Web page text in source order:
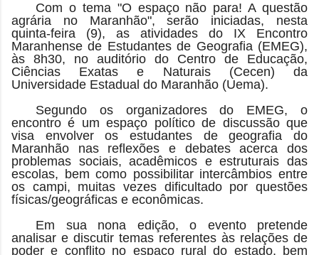
Com o tema "O espaço não para! A questão
agrária no Maranhão", serão iniciadas, nesta
quinta-feira (9), as atividades do IX Encontro
Maranhense de Estudantes de Geografia (EMEG),
às 8h30, no auditório do Centro de Educação,
Ciências Exatas e Naturais (Cecen) da
Universidade Estadual do Maranhão (Uema).
Segundo os organizadores do EMEG, o
encontro é um espaço político de discussão que
visa envolver os estudantes de geografia do
Maranhão nas reflexões e debates acerca dos
problemas sociais, acadêmicos e estruturais das
escolas, bem como possibilitar intercâmbios entre
os campi, muitas vezes dificultado por questões
físicas/geográficas e econômicas.
Em sua nona edição, o evento pretende
analisar e discutir temas referentes às relações de
poder e conflito no espaço rural do estado, bem